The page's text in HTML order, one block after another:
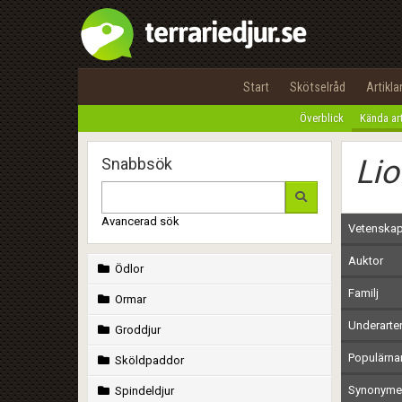
Start Skötselråd Artiklar
Överblick Kända
Snabbsök
Avancerad sök
Ödlor
Ormar
Groddjur
Sköldpaddor
Spindeldjur
Auktor
Familj
Underarter